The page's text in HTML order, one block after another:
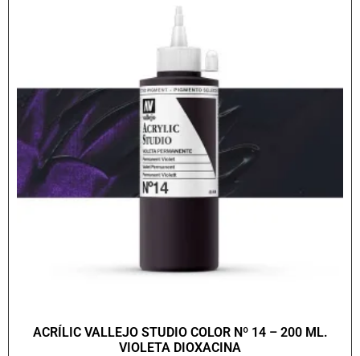
ACRÍLIC VALLEJO STUDIO COLOR Nº 14 – 200 ML.
VIOLETA DIOXACINA